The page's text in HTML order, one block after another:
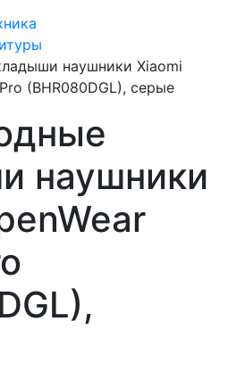
наушники Xiaomi
(BHR080DGL), серые
наушники